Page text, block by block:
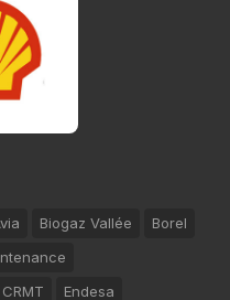
Biogaz Vallée
Borel
CRMT
Endesa